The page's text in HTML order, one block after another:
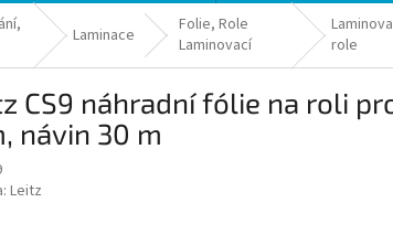
Laminace
Folie, Role
Laminovací
role
CS9 náhradní fólie na roli
návin 30 m
Leitz